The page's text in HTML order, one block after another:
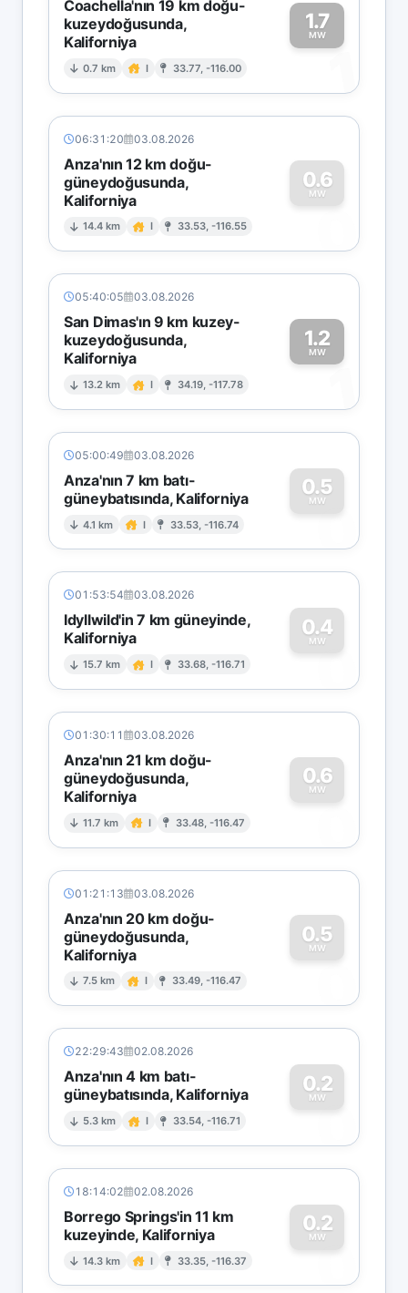
Coachella'nın 19 km doğu-
kuzeydoğusunda,
Kaliforniya
0.7 km I 33.77, -116.00
1.7
MW
1
06:31:20 03.08.2026
Anza'nın 12 km doğu-
güneydoğusunda,
Kaliforniya
14.4 km I 33.53, -116.55
0.6
MW
0
05:40:05 03.08.2026
San Dimas'ın 9 km kuzey-
kuzeydoğusunda,
Kaliforniya
13.2 km I 34.19, -117.78
1.2
MW
1
05:00:49 03.08.2026
Anza'nın 7 km batı-
güneybatısında, Kaliforniya
4.1 km I 33.53, -116.74
0.5
MW
0
01:53:54 03.08.2026
Idyllwild'in 7 km güneyinde,
Kaliforniya
15.7 km I 33.68, -116.71
0.4
MW
0
01:30:11 03.08.2026
Anza'nın 21 km doğu-
güneydoğusunda,
Kaliforniya
11.7 km I 33.48, -116.47
0.6
MW
0
01:21:13 03.08.2026
Anza'nın 20 km doğu-
güneydoğusunda,
Kaliforniya
7.5 km I 33.49, -116.47
0.5
MW
0
22:29:43 02.08.2026
Anza'nın 4 km batı-
güneybatısında, Kaliforniya
5.3 km I 33.54, -116.71
0.2
MW
0
18:14:02 02.08.2026
Borrego Springs'in 11 km
kuzeyinde, Kaliforniya
14.3 km I 33.35, -116.37
0.2
MW
0